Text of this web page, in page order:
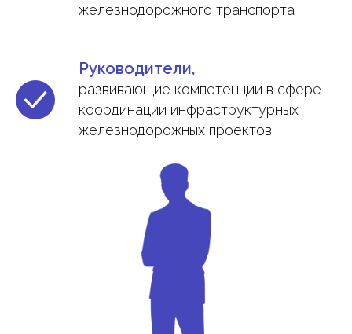
железнодорожного транспорта
Руководители,
развивающие компетенции в сфере
координации инфраструктурных
железнодорожных проектов